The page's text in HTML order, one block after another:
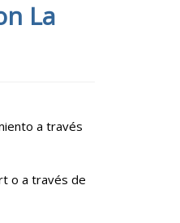
La
a través
o a través de